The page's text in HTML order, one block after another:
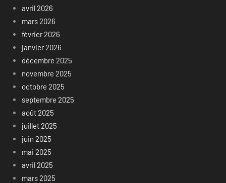
avril 2026
mars 2026
février 2026
janvier 2026
décembre 2025
novembre 2025
octobre 2025
septembre 2025
août 2025
juillet 2025
juin 2025
mai 2025
avril 2025
mars 2025